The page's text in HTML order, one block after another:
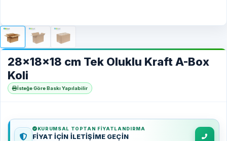
28x18x18 cm Tek Oluklu Kraft A-Box
Koli
İsteğe Göre Baskı Yapılabilir
KURUMSAL TOPTAN FIYATLANDIRMA
FİYAT İÇİN İLETİŞİME GEÇİN